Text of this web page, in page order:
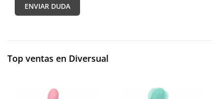
Top ventas en Diversual